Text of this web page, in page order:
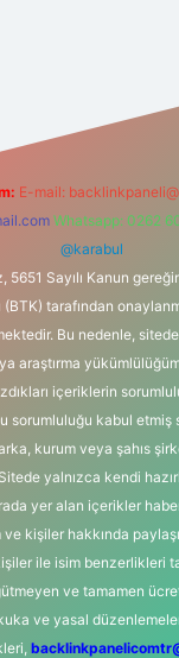
E-mail:
Whatsapp: 0262
@karabul
5651 Sayılı Kanun
tarafından
Bu nedenle,
araştırma
içeriklerin
sorumluluğu kabul etmiş
kurum veya şahıs
yalnızca kendi
yer alan içerikler
kişiler hakkında
ile isim benzerlikleri
ve tamamen
ve yasal